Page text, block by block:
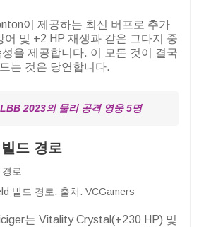
이 제공하는 최신 버프로 추가
어 및 +2 HP 재생과 같은 그다지 중
을 제공합니다. 이 모든 것이 결국
는 것은 당연합니다.
2023의 물리 공격 영웅 5명
드 경로
빌드 경로. 출처: VCGamers
는 Vitality Crystal(+230 HP) 및